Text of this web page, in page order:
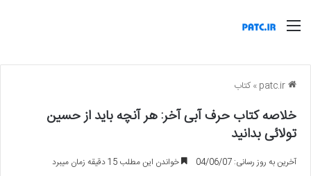
منو
»کتاب
خلاصه کتاب حرف آبی آخر: هر آنچه باید از حسین
تولائی بدانید
آخرین به روز رسانی: 04/06/07 خواندن این مطلب 15 دقیقه زمان میبرد